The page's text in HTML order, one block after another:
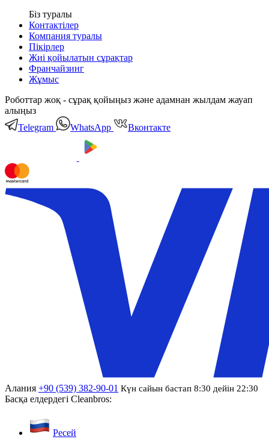
Біз туралы
Контактілер
Компания туралы
Пікірлер
Жиі қойылатын сұрақтар
Франчайзинг
Жұмыс
Роботтар жоқ - сұрақ қойыңыз және адамнан жылдам жауап
алыңыз
Telegram
WhatsApp Вконтакте
Алания +90 (539) 382-90-01 Күн сайын бастап 8:30 дейін 22:30
Басқа елдердегі Cleanbros:
Ресей